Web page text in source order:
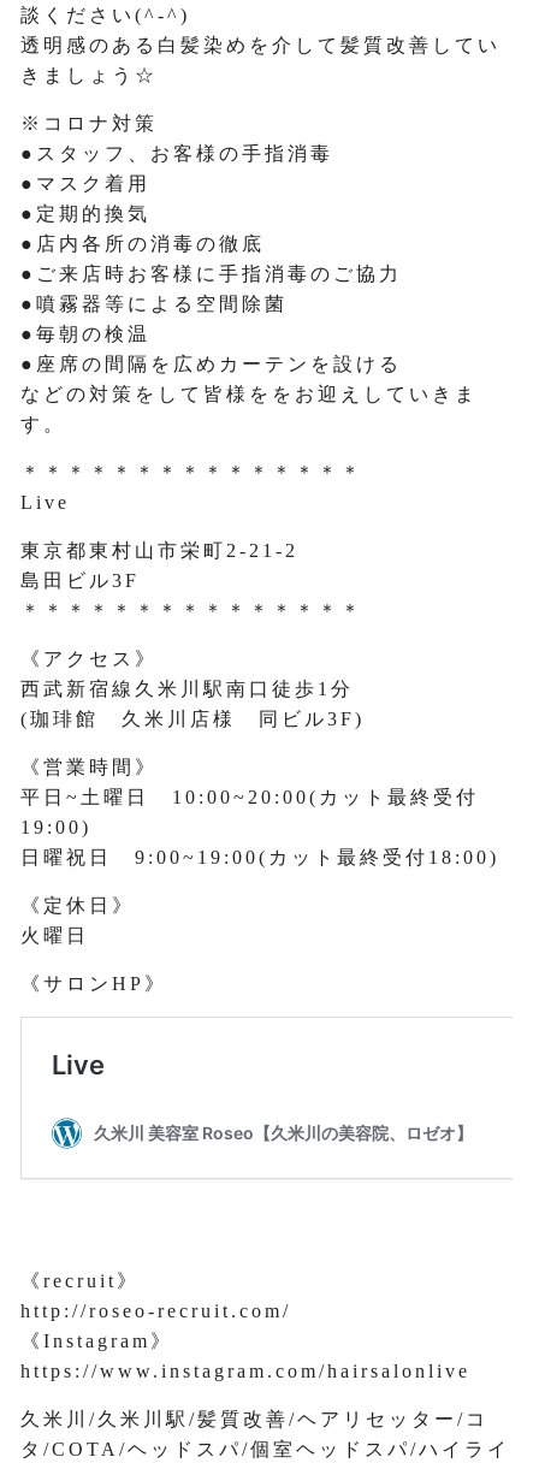
談ください(^-^)
透明感のある白髪染めを介して髪質改善してい
きましょう☆
※コロナ対策
●スタッフ、お客様の手指消毒
●マスク着用
●定期的換気
●店内各所の消毒の徹底
●ご来店時お客様に手指消毒のご協力
●噴霧器等による空間除菌
●毎朝の検温
●座席の間隔を広めカーテンを設ける
などの対策をして皆様ををお迎えしていきま
す。
＊＊＊＊＊＊＊＊＊＊＊＊＊＊＊
Live
東京都東村山市栄町2-21-2
島田ビル3F
＊＊＊＊＊＊＊＊＊＊＊＊＊＊＊
《アクセス》
西武新宿線久米川駅南口徒歩1分
(珈琲館 久米川店様 同ビル3F)
《営業時間》
平日~土曜日 10:00~20:00(カット最終受付
19:00)
日曜祝日 9:00~19:00(カット最終受付18:00)
《定休日》
火曜日
《サロンHP》
《recruit》
http://roseo-recruit.com/
《Instagram》
https://www.instagram.com/hairsalonlive
久米川/久米川駅/髪質改善/ヘアリセッター/コ
タ/COTA/ヘッドスパ/個室ヘッドスパ/ハイライ